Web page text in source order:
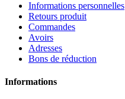
Informations personnelles
Retours produit
Commandes
Avoirs
Adresses
Bons de réduction
Informations